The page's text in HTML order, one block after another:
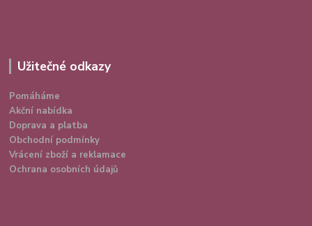
Užitečné odkazy
Pomáháme
Akční nabídka
Doprava a platba
Obchodní podmínky
Vrácení zboží a reklamace
Ochrana osobních údajů